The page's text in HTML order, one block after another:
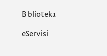
Biblioteka
eServisi